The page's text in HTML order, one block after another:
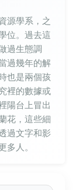
源學系，之
位。過去這
過生態調
過幾年的解
也是兩個孩
裡的數據或
陽台上冒出
花，這些細
過文字和影
人。